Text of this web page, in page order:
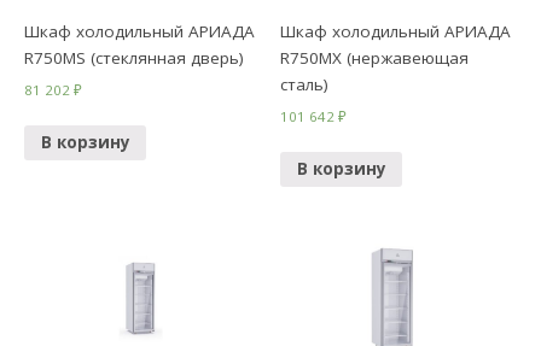
Шкаф холодильный АРИАДА
R750MS (стеклянная дверь)
81 202₽
В корзину
Шкаф холодильный АРИАДА
R750МХ (нержавеющая
сталь)
101 642₽
В корзину